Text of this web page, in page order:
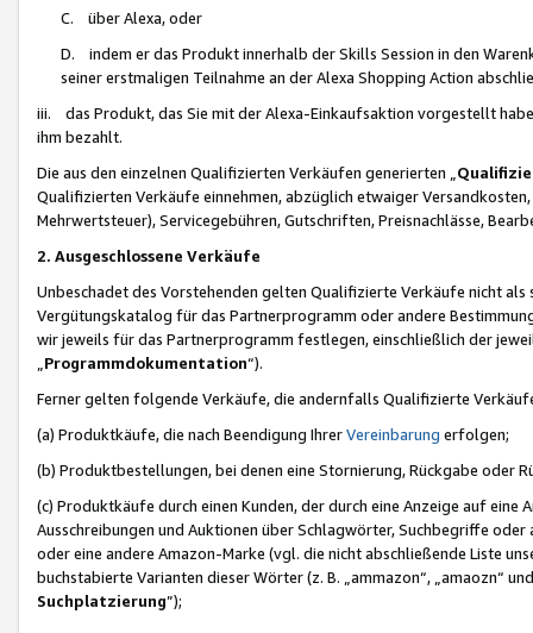
C. über Alexa, oder
D. indem er das Produkt innerhalb der Skills Session in den
seiner erstmaligen Teilnahme an der Alexa Shopping Action
iii. das Produkt, das Sie mit der Alexa-Einkaufsaktion vorgestellt
ihm bezahlt.
Die aus den einzelnen Qualifizierten Verkäufen generierten „
Qualifizierten Verkäufe einnehmen, abzüglich etwaiger
Mehrwertsteuer), Servicegebühren, Gutschriften, Preisnachlässe,
2. Ausgeschlossene Verkäufe
Unbeschadet des Vorstehenden gelten Qualifizierte Verkäufe nicht
Vergütungskatalog für das Partnerprogramm oder andere
wir jeweils für das Partnerprogramm festlegen, einschließlich der
Programmdokumentation“).
Ferner gelten folgende Verkäufe, die andernfalls Qualifizierte
(a) Produktkäufe, die nach Beendigung IhrerVereinbarung erfolgen;
(b) Produktbestellungen, bei denen eine Stornierung, Rückgabe oder
(c) Produktkäufe durch einen Kunden, der durch eine Anzeige auf
Ausschreibungen und Auktionen über Schlagwörter, Suchbegriffe
oder eine andere Amazon-Marke (vgl. die nicht abschließende Liste
buchstabierte Varianten dieser Wörter (z. B. „ammazon“, „amaozn“
Suchplatzierung”);